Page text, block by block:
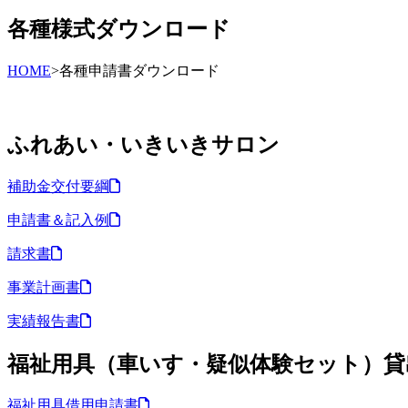
各種様式ダウンロード
HOME>各種申請書ダウンロード
ふれあい・いきいきサロン
補助金交付要綱
申請書＆記入例
請求書
事業計画書
実績報告書
福祉用具（車いす・疑似体験セット）